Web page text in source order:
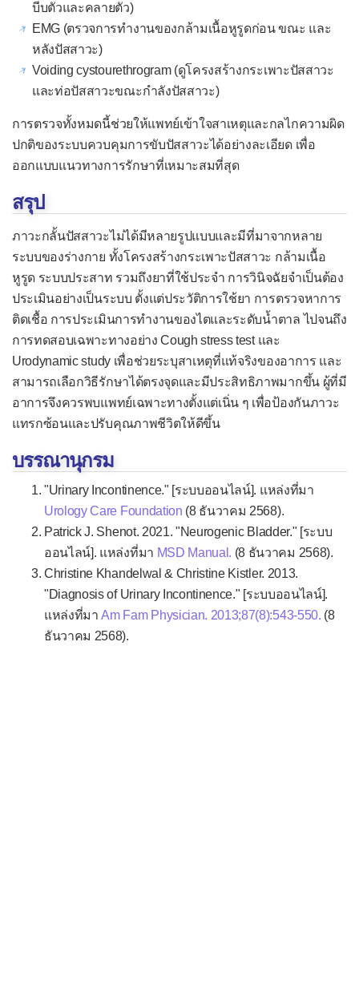
บีบตัวและคลายตัว)
EMG (ตรวจการทำงานของกล้ามเนื้อหูรูดก่อน ขณะ และ
หลังปัสสาวะ)
Voiding cystourethrogram (ดูโครงสร้างกระเพาะปัสสาวะ
และท่อปัสสาวะขณะกำลังปัสสาวะ)
การตรวจทั้งหมดนี้ช่วยให้แพทย์เข้าใจสาเหตุและกลไกความผิด
ปกติของระบบควบคุมการขับปัสสาวะได้อย่างละเอียด เพื่อ
ออกแบบแนวทางการรักษาที่เหมาะสมที่สุด
สรุป
ภาวะกลั้นปัสสาวะไม่ได้มีหลายรูปแบบและมีที่มาจากหลาย
ระบบของร่างกาย ทั้งโครงสร้างกระเพาะปัสสาวะ กล้ามเนื้อ
หูรูด ระบบประสาท รวมถึงยาที่ใช้ประจำ การวินิจฉัยจำเป็นต้อง
ประเมินอย่างเป็นระบบ ตั้งแต่ประวัติการใช้ยา การตรวจหาการ
ติดเชื้อ การประเมินการทำงานของไตและระดับน้ำตาล ไปจนถึง
การทดสอบเฉพาะทางอย่าง Cough stress test และ
Urodynamic study เพื่อช่วยระบุสาเหตุที่แท้จริงของอาการ และ
สามารถเลือกวิธีรักษาได้ตรงจุดและมีประสิทธิภาพมากขึ้น ผู้ที่มี
อาการจึงควรพบแพทย์เฉพาะทางตั้งแต่เนิ่น ๆ เพื่อป้องกันภาวะ
แทรกซ้อนและปรับคุณภาพชีวิตให้ดีขึ้น
บรรณานุกรม
"Urinary Incontinence." [ระบบออนไลน์]. แหล่งที่มา
Urology Care Foundation (8 ธันวาคม 2568).
Patrick J. Shenot. 2021. "Neurogenic Bladder." [ระบบ
ออนไลน์]. แหล่งที่มา MSD Manual. (8 ธันวาคม 2568).
Christine Khandelwal & Christine Kistler. 2013.
"Diagnosis of Urinary Incontinence." [ระบบออนไลน์].
แหล่งที่มาAm Fam Physician. 2013;87(8):543-550. (8
ธันวาคม 2568).